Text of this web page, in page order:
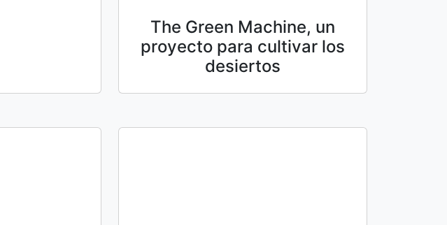
The Green Machine, un
proyecto para cultivar los
desiertos